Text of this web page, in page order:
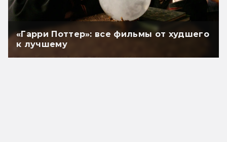
«Гарри Поттер»: все фильмы от худшего
к лучшему